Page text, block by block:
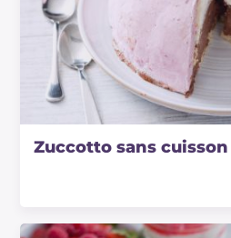
Zuccotto sans cuisson